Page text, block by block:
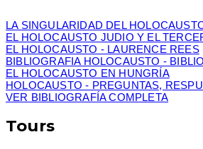
LA SINGULARIDAD DEL
EL HOLOCAUSTO JUDIO Y EL
EL HOLOCAUSTO - LAURENCE REES
BIBLIOGRAFIA HOLOCAUSTO -
EL HOLOCAUSTO EN HUNGRÍA
HOLOCAUSTO - PREGUNTAS,
VER BIBLIOGRAFÍA COMPLETA
Tours